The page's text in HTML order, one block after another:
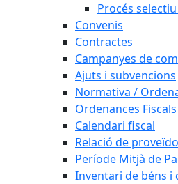
Procés
Convenis
Contractes
Campanyes de
Ajuts i subvencions
Normativa /
Ordenances Fiscals
Calendari fiscal
Relació de
Període Mitjà de
Inventari de béns i